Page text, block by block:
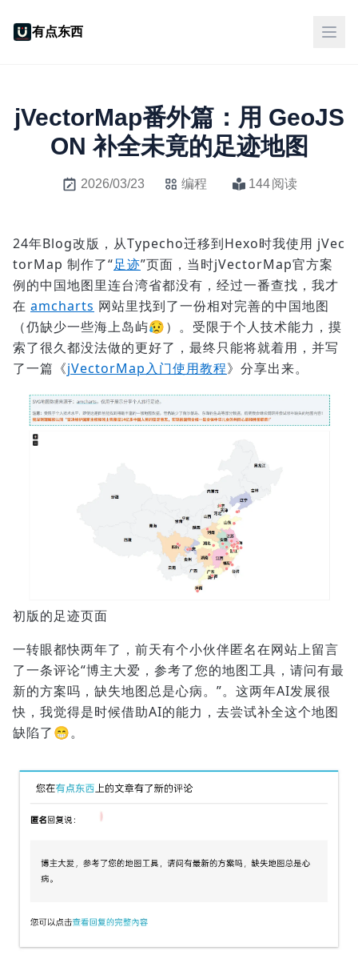
有点东西
jVectorMap番外篇：用 GeoJS
ON 补全未竟的足迹地图
2026/03/23 编程 144 阅读
24年Blog改版，从Typecho迁移到Hexo时我使用 jVec
torMap 制作了“足迹”页面，当时jVectorMap官方案
例的中国地图里连台湾省都没有，经过一番查找，我才
在 amcharts 网站里找到了一份相对完善的中国地图
（仍缺少一些海上岛屿😥）。受限于个人技术能力，摸
索了很久都没法做的更好了，最终只能将就着用，并写
了一篇《jVectorMap入门使用教程》分享出来。
初版的足迹页面
一转眼都快两年了，前天有个小伙伴匿名在网站上留言
了一条评论“博主大爱，参考了您的地图工具，请问有最
新的方案吗，缺失地图总是心病。”。这两年AI发展很
快，我觉得是时候借助AI的能力，去尝试补全这个地图
缺陷了😁。